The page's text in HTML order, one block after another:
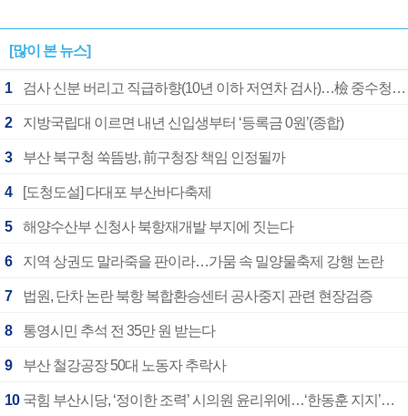
[많이 본 뉴스]
1 검사 신분 버리고 직급하향(10년 이하 저연차 검사)…檢 중수청행 기피
2 지방국립대 이르면 내년 신입생부터 ‘등록금 0원’(종합)
3 부산 북구청 쑥뜸방, 前구청장 책임 인정될까
4 [도청도설] 다대포 부산바다축제
5 해양수산부 신청사 북항재개발 부지에 짓는다
6 지역 상권도 말라죽을 판이라…가뭄 속 밀양물축제 강행 논란
7 법원, 단차 논란 북항 복합환승센터 공사중지 관련 현장검증
8 통영시민 추석 전 35만 원 받는다
9 부산 철강공장 50대 노동자 추락사
10 국힘 부산시당, ‘정이한 조력’ 시의원 윤리위에…‘한동훈 지지’도 신고접수